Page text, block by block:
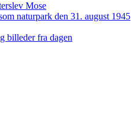
Mose
naturpark den 31. august 1945
billeder fra dagen